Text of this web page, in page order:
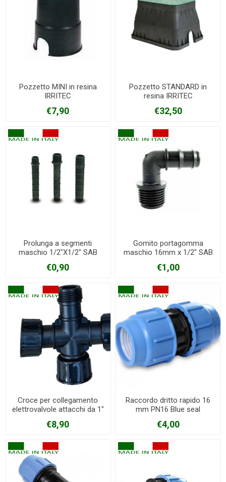
Pozzetto MINI in resina
IRRITEC
€7,90
Pozzetto STANDARD in
resina IRRITEC
€32,50
Prolunga a segmenti
maschio 1/2"X1/2" SAB
€0,90
Gomito portagomma
maschio 16mm x 1/2" SAB
€1,00
Croce per collegamento
elettrovalvole attacchi da 1"
€8,90
Raccordo dritto rapido 16
mm PN16 Blue seal
€4,00